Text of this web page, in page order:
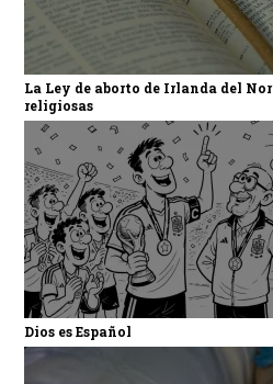
La Ley de aborto de Irlanda del
religiosas
Dios es Español